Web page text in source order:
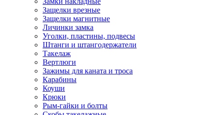
Защелки врезные
Защелки магнитные
Личинки замка
Уголки, пластины, подвесы
Штанги и штангодержатели
Такелаж
Вертлюги
Зажимы для каната и троса
Карабины
Коуши
Крюки
Рым-гайки и болты